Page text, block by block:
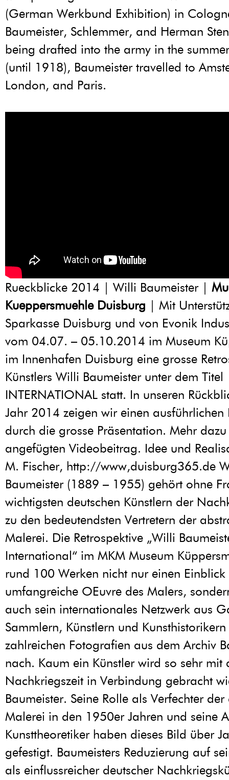
(German Werkbund Exhibition) in
Baumeister, Schlemmer, and Herman
being drafted into the army in the
(until 1918), Baumeister travelled to
London, and Paris.
Rueckblicke 2014 | Willi Baumeister |
Kueppersmuehle Duisburg | Mit
Sparkasse Duisburg und von Evonik
vom 04.07. – 05.10.2014 im Museum
im Innenhafen Duisburg eine grosse
Künstlers Willi Baumeister unter dem Titel
INTERNATIONAL statt. In unseren
Jahr 2014 zeigen wir einen ausführlichen
durch die grosse Präsentation. Mehr
angefügten Videobeitrag. Idee und
M. Fischer, http://www,duisburg365.de
Baumeister (1889 – 1955) gehört ohne
wichtigsten deutschen Künstlern der
zu den bedeutendsten Vertretern der
Malerei. Die Retrospektive „Willi
International“ im MKM Museum
rund 100 Werken nicht nur einen
umfangreiche OEuvre des Malers,
auch sein internationales Netzwerk aus
Sammlern, Künstlern und
zahlreichen Fotografien aus dem Archiv
nach. Kaum ein Künstler wird so sehr mit
Nachkriegszeit in Verbindung gebracht
Baumeister. Seine Rolle als Verfechter
Malerei in den 1950er Jahren und seine
Kunsttheoretiker haben dieses Bild über
gefestigt. Baumeisters Reduzierung auf
als einflussreicher deutscher